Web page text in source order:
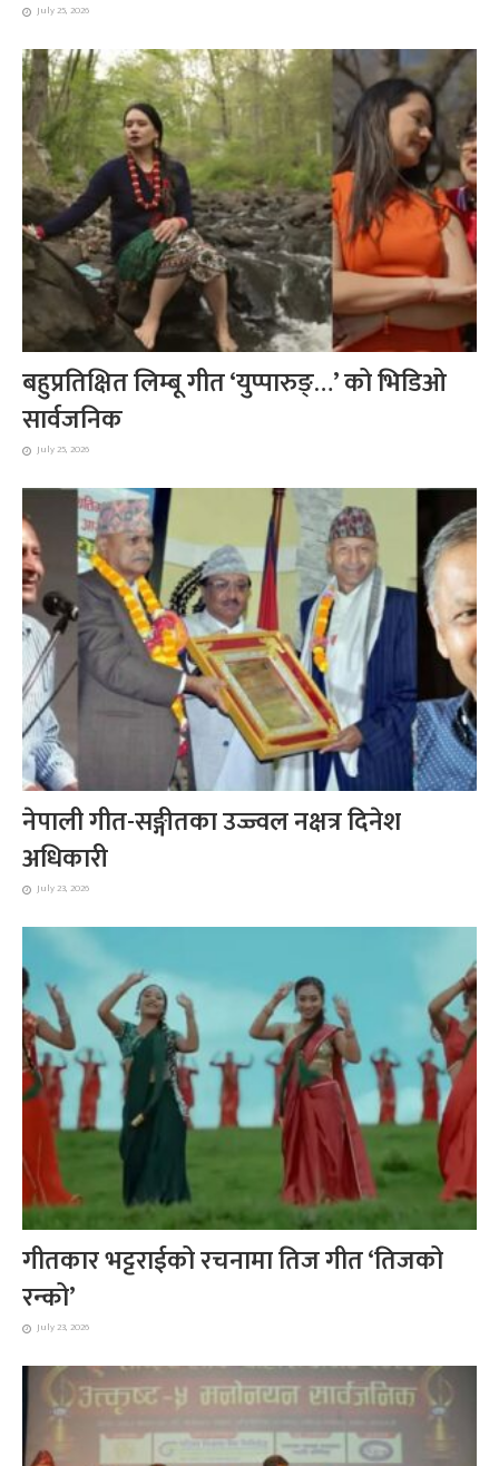
July 25, 2026
बहुप्रतिक्षित लिम्बू गीत ‘युप्पारुङ्…’ को भिडिओ
सार्वजनिक
July 25, 2026
नेपाली गीत-सङ्गीतका उज्ज्वल नक्षत्र दिनेश
अधिकारी
July 23, 2026
गीतकार भट्टराईको रचनामा तिज गीत ‘तिजको
रन्को’
July 23, 2026